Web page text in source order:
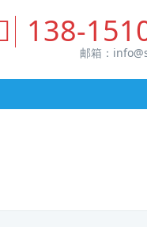
138-
邮箱：